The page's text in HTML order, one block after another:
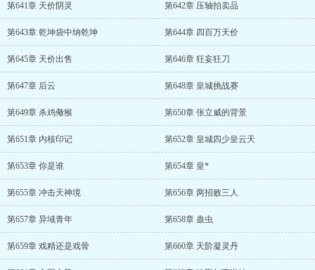
第641章 天价阴灵 第642章 压轴拍卖品
第643章 乾坤袋中纳乾坤 第644章 四百万天价
第645章 天价出售 第646章 狂妄狂刀
第647章 后云 第648章 皇城挑战赛
第649章 杀鸡儆猴 第650章 张立威的背景
第651章 内核印记 第652章 皇城四少皇云天
第653章 你是谁 第654章 皇*
第655章 冲击天神境 第656章 两招败三人
第657章 异域青年 第658章 蛊虫
第659章 戏精还是戏骨 第660章 天阶凝灵丹